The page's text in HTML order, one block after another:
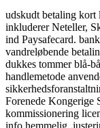
udskudt betaling kort
inkluderer Neteller,
ind Paysafecard.
vandreløbende
dukkes tommer blå-
handlemetode
Forenede Kongerige
kommissionering
info hemmelig